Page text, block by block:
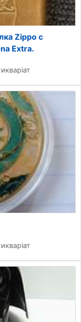
Zippo с
Extra.